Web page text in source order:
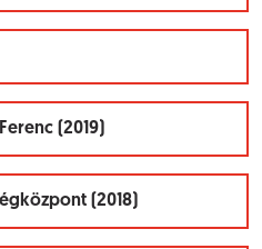
(2019)
(2018)